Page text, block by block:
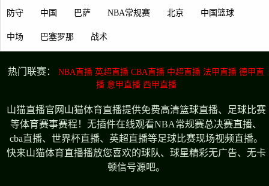
防守 中国 巴萨 NBA常规赛 北京 中国篮球
中场 巴塞罗那 战术
热门联赛： NBA直播 英超直播 CBA直播 中超直播 法甲直播 德甲直
播 意甲直播 西甲直播
山猫直播官网山猫体育直播提供免费高清篮球直播、足球比赛
等体育赛事赛程！无插件在线观看NBA常规赛总决赛直播、
cba直播、世界杯直播、英超直播等足球比赛现场视频直播。
快来山猫体育直播播放您喜欢的球队、球星精彩无广告、无卡
顿信号源吧。